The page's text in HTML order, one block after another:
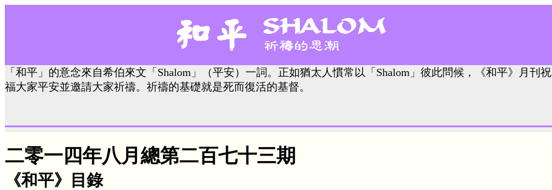
「和平」的意念來自希伯來文「Shalom」（平安）一詞。正如猶太人慣常以「Shalom」彼此問候，《和平》月刊祝
福大家平安並邀請大家祈禱。祈禱的基礎就是死而復活的基督。
二零一四年八月總第二百七十三期
《和平》目錄